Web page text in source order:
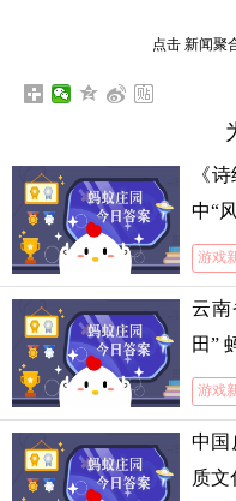
点击 新闻聚
《
中“
游戏
云南
田”
游戏
中国
质文